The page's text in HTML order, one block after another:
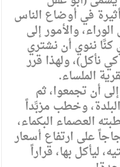
في أوضاع الناس
والأمور إلى
ننوي أن نشتري
نأكل)، ولهذا قرر
الملساء.
أن تجمعوا، ثم
وخطب مزبِّداً
العصماء البكماء،
على ارتفاع أسعار
ليأكل بها، قراراً